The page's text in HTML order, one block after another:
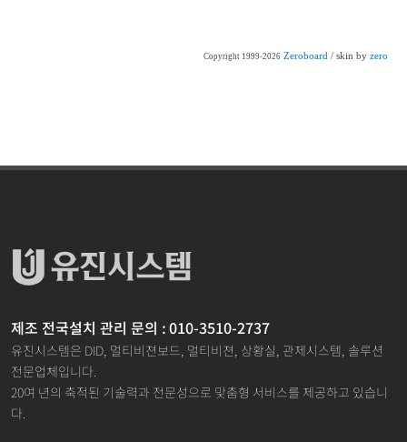
Copyright 1999-2026 Zeroboard / skin by zero
제조 전국설치 관리 문의 : 010-3510-2737
유진시스템은 DID, 멀티비젼보드, 멀티비젼, 상황실, 관제시스템, 솔루션
전문업체입니다.
20여 년의 축적된 기술력과 전문성으로 맞춤형 서비스를 제공하고 있습니
다.